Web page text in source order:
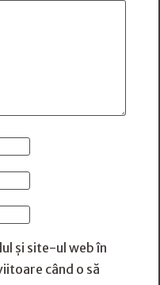
și site-ul web în
când o să